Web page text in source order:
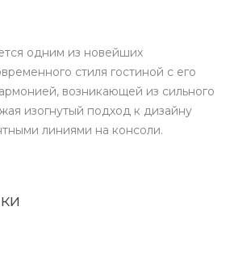
одним из новейших
стиля гостиной с его
возникающей из сильного
изогнутый подход к дизайну
линиями на консоли.